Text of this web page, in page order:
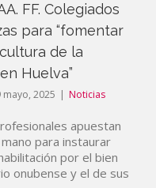
FF. Colegiados
para “fomentar
de la
Huelva”
mayo, 2025 | Noticias
apuestan
para instaurar
por el bien
onubense y el de sus